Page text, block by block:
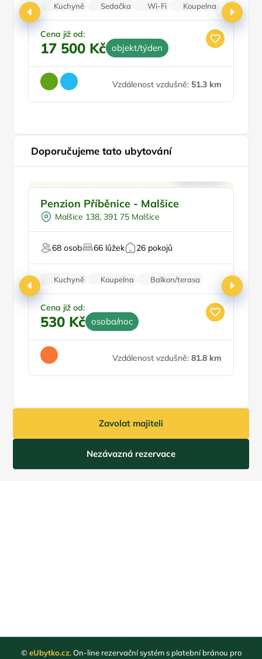
Kuchyně Sedačka Wi-Fi
Koupelna
Parkování zdarma
Cena již od:
17 500 Kč objekt/týden
Vzdálenost vzdušně: 51.3 km
Doporučujeme tato ubytování
Půjčení kol
Venkovní bazén
Pro skupiny
U vody
Penzion Příběnice - Malšice
Malšice 138, 391 75 Malšice
68 osob 66 lůžek 26 pokojů
Kuchyně Koupelna
Balkon/terasa
Zvířata povolena
Stolní hry
Cena již od:
530 Kč osoba/noc
Vzdálenost vzdušně: 81.8 km
Zavolat majiteli
Nezávazná rezervace
© eUbytko.cz. On-line rezervační systém s platební bránou pro